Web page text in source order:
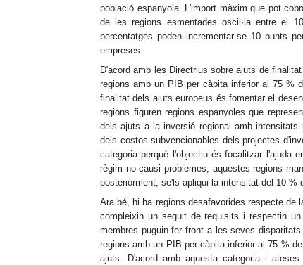
població espanyola. L'import màxim que pot
de les regions esmentades oscil·la entre el
percentatges poden incrementar-se 10 punts
empreses.
D'acord amb les Directrius sobre ajuts de
regions amb un PIB per càpita inferior al 75 %
finalitat dels ajuts europeus és fomentar el
regions figuren regions espanyoles que
dels ajuts a la inversió regional amb
dels costos subvencionables dels projectes
categoria perquè l'objectiu és focalitzar l'ajuda
règim no causi problemes, aquestes regions
posteriorment, se'ls apliqui la intensitat del 10 %
Ara bé, hi ha regions desafavorides respecte de
compleixin un seguit de requisits i respectin
membres puguin fer front a les seves
regions amb un PIB per càpita inferior al 75 %
ajuts. D'acord amb aquesta categoria i